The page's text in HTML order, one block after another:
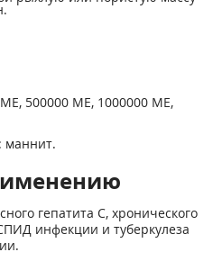
500000 ME, 1000000 ME,
маннит.
гепатита С, хронического
инфекции и туберкулеза